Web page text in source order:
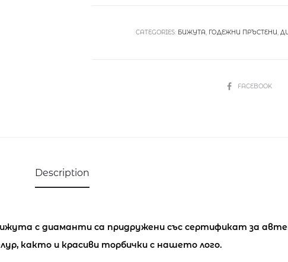
с
CATEGORIES: БИЖУТА, ГОДЕЖНИ ПРЪСТЕНИ,
SHAREFACEBOOK
Description
с диаманти са придружени със сертификат за
както и красиви торбички с нашето лого.